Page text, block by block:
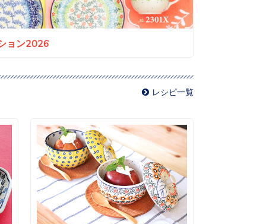
ョン2026
レシピ一覧